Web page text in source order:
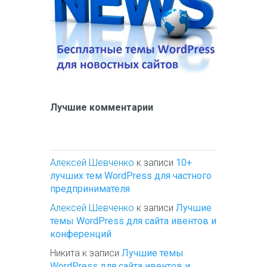
Лучшие комментарии
Алексей Шевченко к записи 10+
лучших тем WordPress для частного
предпринимателя
Алексей Шевченко к записи Лучшие
темы WordPress для сайта ивентов и
конференций
Никита к записи Лучшие темы